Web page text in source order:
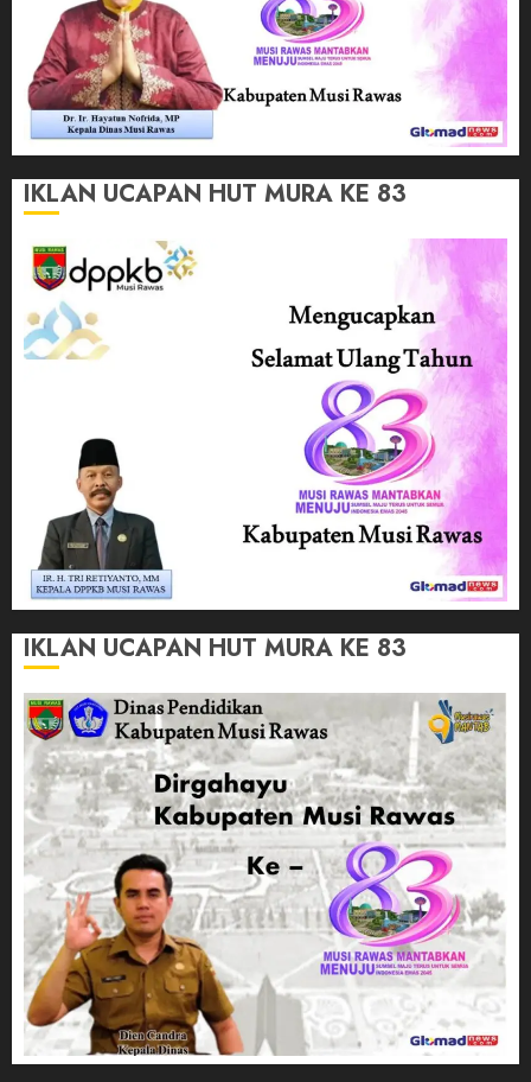
IKLAN UCAPAN HUT MURA KE 83
IKLAN UCAPAN HUT MURA KE 83